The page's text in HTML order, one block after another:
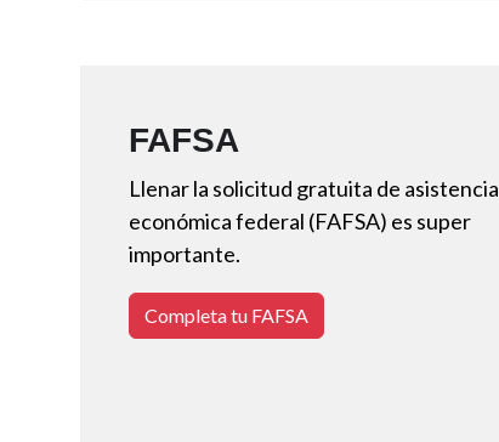
FAFSA
Llenar la solicitud gratuita de asistencia
económica federal (FAFSA) es super
importante.
Completa tu FAFSA